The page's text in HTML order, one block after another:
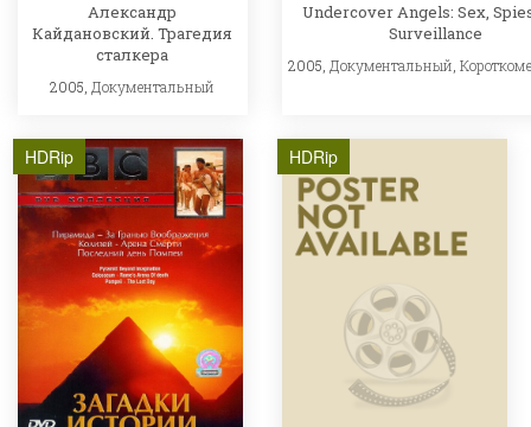
Александр
Кайдановский. Трагедия
сталкера
2005, Документальный
Undercover Angels: Sex,
Surveillance
2005, Документальный ,
HDRip HDRip